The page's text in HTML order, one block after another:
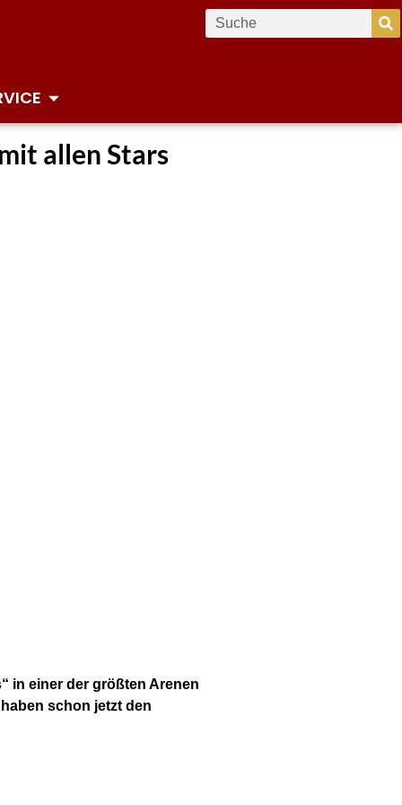
allen Stars
in einer der größten Arenen
schon jetzt den